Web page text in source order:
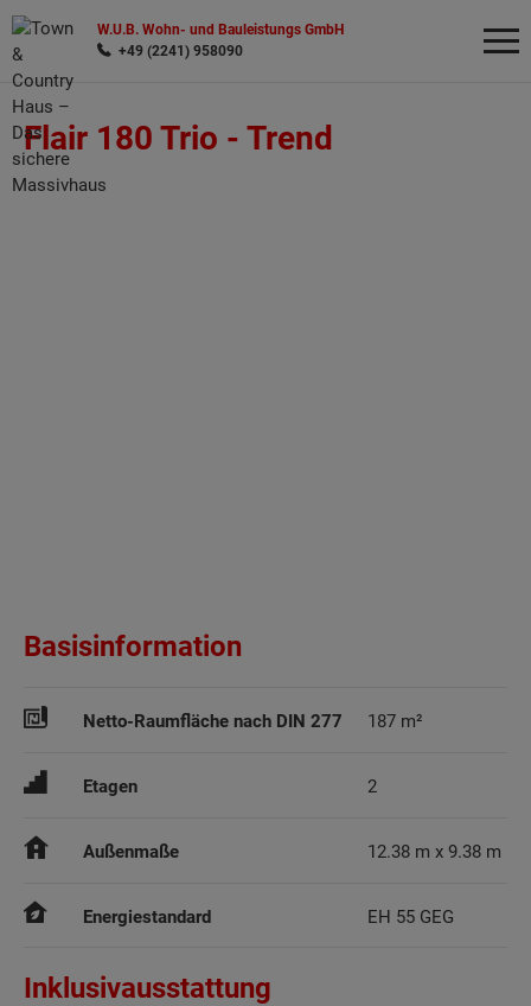
W.U.B. Wohn- und Bauleistungs GmbH
+49 (2241) 958090
Flair 180 Trio - Trend
Basisinformation
Netto-Raumfläche nach DIN 277 187 m²
Etagen 2
Außenmaße 12.38 m x 9.38 m
Energiestandard EH 55 GEG
Inklusivausstattung
Wonach möchten Sie suchen?